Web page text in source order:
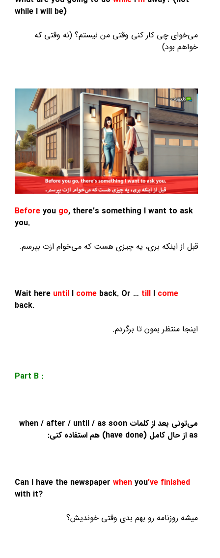
while I will be)
می‌خوای چی کار کنی وقتی من نیستم؟ (نه وقتی که
خواهم بود)
Before you go, there’s something I want to ask
you.
قبل از اینکه بری، یه چیزی هست که می‌خوام ازت بپرسم.
Wait here until I come back. Or … till I come
back.
اینجا منتظر بمون تا برگردم.
Part B :
می‌تونی بعد از کلمات when / after / until / as soon
as از حال کامل (have done) هم استفاده کنی:
Can I have the newspaper when you’ve finished
with it?
میشه روزنامه رو بهم بدی وقتی خوندیش؟